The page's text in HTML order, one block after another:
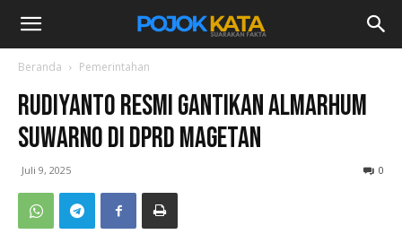
Beranda Pemerintahan
Rudiyanto Resmi Gantikan Almarhum
Suwarno di DPRD Magetan
Juli 9, 2025 0